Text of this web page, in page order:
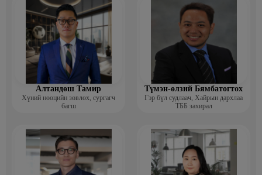
Алтандөш Тамир
Хүний нөөцийн зөвлөх, сургагч
багш
Түмэн-өлзий Бямбатогтох
Гэр бүл судлаач, Хайрын дархлаа
ТББ захирал